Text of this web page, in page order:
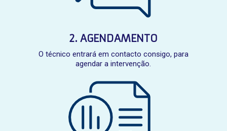
2. AGENDAMENTO
O técnico entrará em contacto consigo, para
agendar a intervenção.